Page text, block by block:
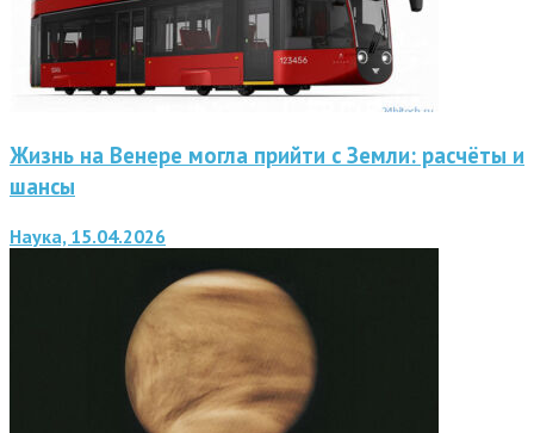
Жизнь на Венере могла прийти с Земли: расчёты и
шансы
Наука, 15.04.2026